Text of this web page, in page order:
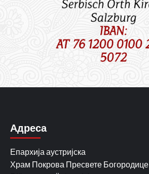
Адреса
Епархија аустријска
Храм Покрова Пресвете Богородице